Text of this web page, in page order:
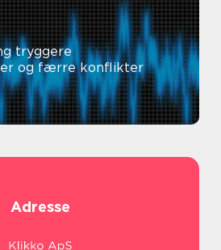
og færre konflikter
Adresse